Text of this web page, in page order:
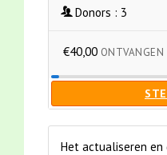
Donors : 3
€40,00 ONTVANGEN
Het actualiseren en